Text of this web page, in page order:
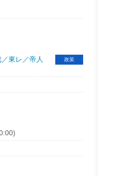
東レ／帝人
政策